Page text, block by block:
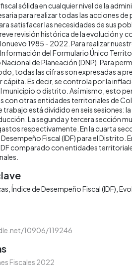
sólida en cualquier nivel de la
para realizar todas las acciones
satisfacer las necesidades de sus
revisión histórica de la evolución y
1985 - 2022. Para realizar
del Formulario Único
de Planeación (DNP). Para
todas las cifras son expresadas a
cápita. Es decir, se controla por la
municipio o distrito. Así mismo, esto
con otras entidades territoriales de
trabajo está dividido en seis sesiones:
La segunda y tercera sección
respectivamente. En la cuarta
Fiscal (IDF) para el Distrito.
comparado con entidades
Índice de Desempeño Fiscal (IDF)
10906/119246
Fiscales 2022